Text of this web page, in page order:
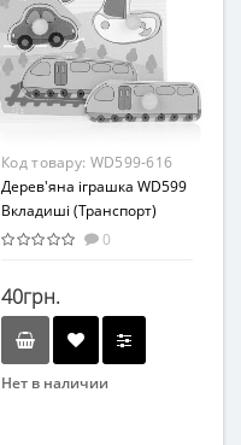
Возраст
От 3-х лет
Возрастная группа
От 3 лет
Дерево
Код товару: WD599-616
Дерев'яна іграшка WD599
Вкладиші (Транспорт)
0
40грн.
Нет в наличии